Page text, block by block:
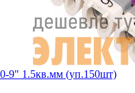
9" 1.5кв.мм (уп.150шт)